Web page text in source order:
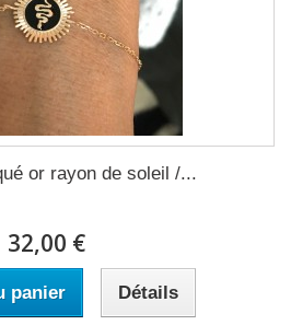
or rayon de soleil /...
32,00 €
panier Détails